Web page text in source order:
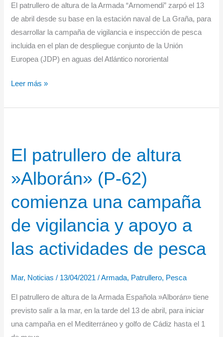
El patrullero de altura de la Armada “Arnomendi” zarpó el 13
de abril desde su base en la estación naval de La Graña, para
desarrollar la campaña de vigilancia e inspección de pesca
incluida en el plan de despliegue conjunto de la Unión
Europea (JDP) en aguas del Atlántico nororiental
El
de
‘Arnomendi’
inicia
la
internacional
de
vigilancia
de
Pelágicos
y
Demersales”
Leer más »
El patrullero de altura
»Alborán» (P-62)
comienza una campaña
de vigilancia y apoyo a
las actividades de pesca
Mar, Noticias / 13/04/2021/Armada, Patrullero, Pesca
El patrullero de altura de la Armada Española »Alborán» tiene
previsto salir a la mar, en la tarde del 13 de abril, para iniciar
una campaña en el Mediterráneo y golfo de Cádiz hasta el 1